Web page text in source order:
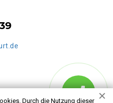
Durch die Nutzung dieser